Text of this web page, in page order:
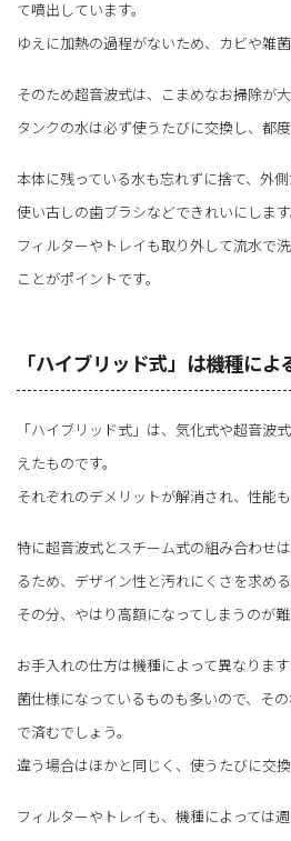
て噴出しています。
ゆえに加熱の過程がないため、カビや雑
そのため超音波式は、こまめなお掃除が大
タンクの水は必ず使うたびに交換し、都度
本体に残っている水も忘れずに捨て、外
使い古しの歯ブラシなどできれいにします
フィルターやトレイも取り外して流水で
ことがポイントです。
「ハイブリッド式」は機種によ
「ハイブリッド式」は、気化式や超音波
えたものです。
それぞれのデメリットが解消され、性能
特に超音波式とスチーム式の組み合わせ
るため、デザイン性と汚れにくさを求め
その分、やはり高額になってしまうのが難
お手入れの仕方は機種によって異なりま
菌仕様になっているものも多いので、そ
で済むでしょう。
違う場合はほかと同じく、使うたびに交
フィルターやトレイも、機種によっては